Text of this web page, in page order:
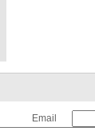
Email